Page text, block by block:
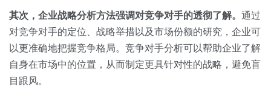
交易跟进
培训辅导
其次，企业战略分析方法强调对竞争对手的透彻了解。 通过
对竞争对手的定位、战略举措以及市场份额的研究，企业可
以更准确地把握竞争格局。竞争对手分析可以帮助企业了解
自身在市场中的位置，从而制定更具针对性的战略，避免盲
目跟风。